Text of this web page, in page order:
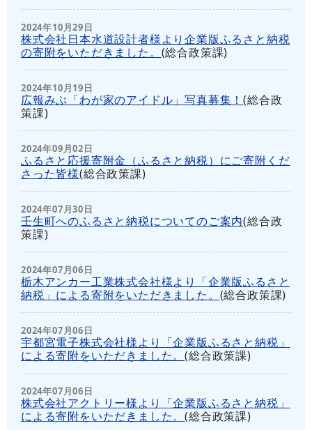
2024年10月29日
株式会社日本水道設計者様より企業版ふるさと納税
の寄附をいただきました。 (総合政策課)
2024年10月19日
広報みぶ「わが家のアイドル」写真募集！(総合政
策課)
2024年09月02日
ふるさと応援寄附金（ふるさと納税）にご寄附くだ
さった皆様(総合政策課)
2024年07月30日
壬生町へのふるさと納税についてのご案内(総合政
策課)
2024年07月06日
栃木アンカー工業株式会社様より「企業版ふるさと
納税」による寄附をいただきました。 (総合政策課)
2024年07月06日
宇都宮電子株式会社様より「企業版ふるさと納税」
による寄附をいただきました。(総合政策課)
2024年07月06日
株式会社アクトリー様より「企業版ふるさと納税」
による寄附をいただきました。(総合政策課)